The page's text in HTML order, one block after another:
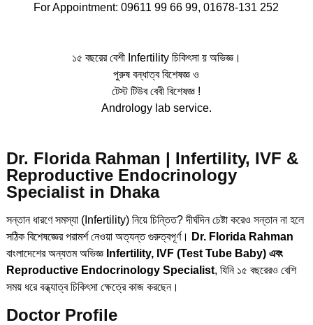
For Appointment: 09611 99 66 99, 01678-131 252
১৫ বছরের বেশী Infertility চিকিৎসা য় অভিজ্ঞ।
পুরুষ বন্ধাত্ব বিশেষজ্ঞ ও
টেস্ট টিউব বেবী বিশেষজ্ঞ !
Andrology lab service.
Dr. Florida Rahman | Infertility, IVF &
Reproductive Endocrinology
Specialist in Dhaka
সন্তান ধারণে সমস্যা (Infertility) নিয়ে চিন্তিত? দীর্ঘদিন চেষ্টা করেও সন্তান না হলে
সঠিক বিশেষজ্ঞের পরামর্শ নেওয়া অত্যন্ত গুরুত্বপূর্ণ।
Dr. Florida Rahman
বাংলাদেশের অন্যতম অভিজ্ঞ Infertility, IVF (Test Tube Baby) এবং
Reproductive Endocrinology Specialist, যিনি ১৫ বছরেরও বেশি
সময় ধরে বন্ধ্যাত্ব চিকিৎসা ক্ষেত্রে কাজ করছেন।
Doctor Profile